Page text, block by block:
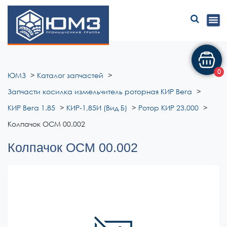
ЮМЗ
ЮМЗ
Каталог запчастей
Запчасти косилка измельчитель роторная КИР Вега
КИР Вега 1.85
КИР-1,85И (Вид Б)
Ротор КИР 23.000
Колпачок ОСМ 00.002
Колпачок ОСМ 00.002
0